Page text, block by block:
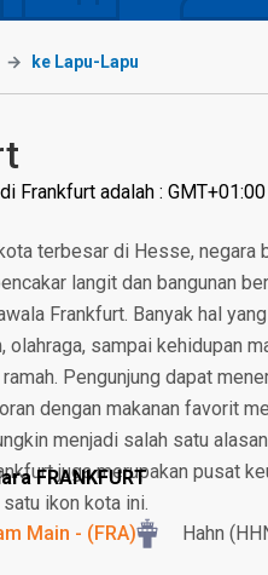
ke Lapu-Lapu
Frankfurt adalah : GMT+01:00
terbesar di Hesse, negara
langit dan bangunan
Frankfurt. Banyak hal
sampai kehidupan
Pengunjung dapat
dengan makanan favorit
menjadi salah satu
juga merupakan pusat
ikon kota ini.
FRANKFURT
Main - (FRA) Hahn